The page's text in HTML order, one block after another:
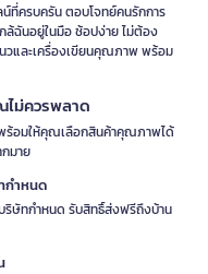
ที่ครบครัน ตอบโจทย์คนรักการ
ล้ฉันอยู่ในมือ ช้อปง่าย ไม่ต้อง
วและเครื่องเขียนคุณภาพ พร้อม
ไม่ควรพลาด
ร้อมให้คุณเลือกสินค้าคุณภาพได้
มาย
กำหนด
ษัทกำหนด รับสิทธิ์ส่งฟรีถึงบ้าน